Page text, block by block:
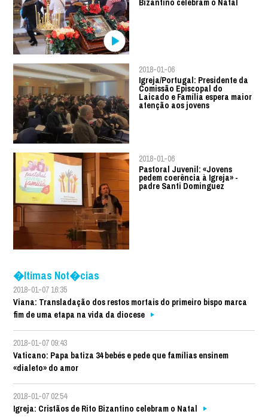
Bizantino celebram o Natal
2018-01-06
Igreja/Portugal: Presidente da
Comissão Episcopal do
Laicado e Família espera maior
atenção aos jovens
2018-01-06
Pastoral Juvenil: «Jovens
pedem coerência à Igreja» -
padre Santi Dominguez
�ltimas Not�cias
2018-01-07 16:35
Viana: Transladação dos restos mortais do primeiro bispo marca
fim de uma etapa na vida da diocese
2018-01-07 09:43
Vaticano: Papa batiza 34 bebés e pede que famílias ensinem
«dialeto» do amor
2018-01-07 02:54
Igreja: Cristãos de Rito Bizantino celebram o Natal